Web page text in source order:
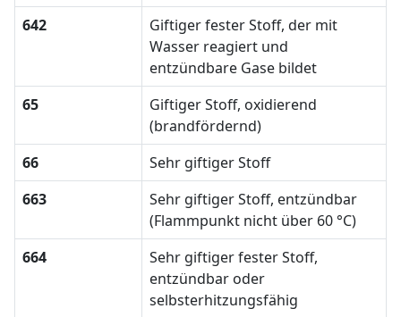
642
Giftiger fester Stoff, der mit
Wasser reagiert und
entzündbare Gase bildet
65
Giftiger Stoff, oxidierend
(brandfördernd)
66
Sehr giftiger Stoff
663
Sehr giftiger Stoff, entzündbar
(Flammpunkt nicht über 60 °C)
664
Sehr giftiger fester Stoff,
entzündbar oder
selbsterhitzungsfähig